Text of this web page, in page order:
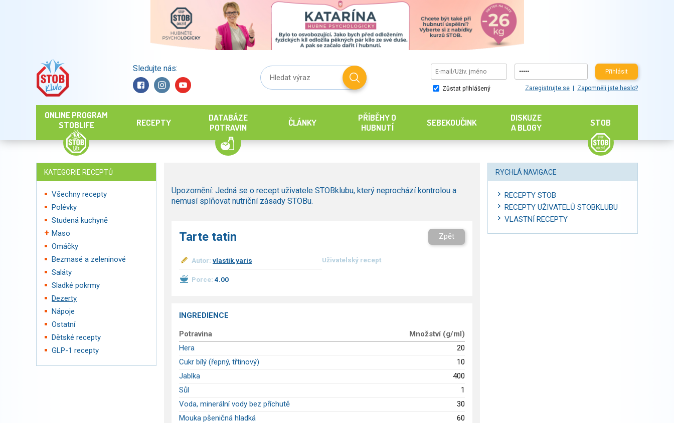
Sledujte nás: Přihlásit
Zůstat přihlášený Zaregistrujte se Zapomněli jste heslo?
ONLINE PROGRAM
STOBLIFE
RECEPTY
DATABÁZE
POTRAVIN
ČLÁNKY
PŘÍBĚHY O
HUBNUTÍ
SEBEKOUČINK
DISKUZE
A BLOGY
STOB
KATEGORIE RECEPTŮ
Všechny recepty
Polévky
Studená kuchyně
Maso
Omáčky
Bezmasé a zeleninové
Saláty
Sladké pokrmy
Dezerty
Nápoje
Ostatní
Dětské recepty
GLP-1 recepty
Upozornění: Jedná se o recept uživatele STOBklubu, který neprochází kontrolou a
nemusí splňovat nutriční zásady STOBu.
Tarte tatin Zpět
Autor: vlastik.yaris Uživatelský recept
Porce: 4.00
INGREDIENCE
Potravina
Množství (g/ml)
Hera
20
Cukr bílý (řepný, třtinový)
10
Jablka
400
Sůl
1
Voda, minerální vody bez příchutě
30
Mouka pšeničná hladká
60
RYCHLÁ NAVIGACE
RECEPTY STOB
RECEPTY UŽIVATELŮ STOBKLUBU
VLASTNÍ RECEPTY